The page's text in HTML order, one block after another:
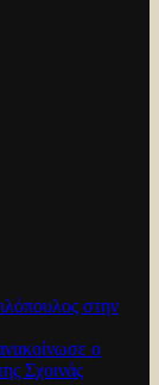
στην
ο
Σχοινάς